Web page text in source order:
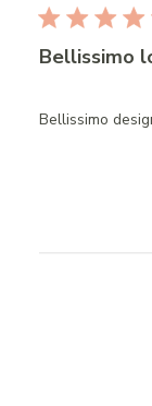
Bellissimo
Bellissimo